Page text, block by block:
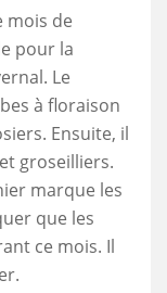
mois de
pour la
Le
à floraison
Ensuite, il
groseilliers.
marque les
que les
ce mois. Il